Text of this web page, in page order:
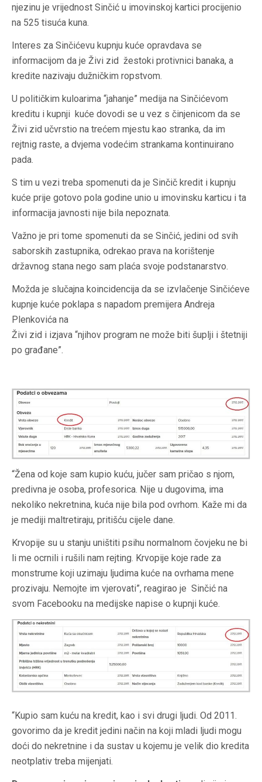
njezinu je vrijednost Sinčić u imovinskoj kartici procijenio
na 525 tisuća kuna.
Interes za Sinčićevu kupnju kuće opravdava se
informacijom da je Živi zid žestoki protivnici banaka, a
kredite nazivaju dužničkim ropstvom.
U političkim kuloarima “jahanje” medija na Sinčićevom
kreditu i kupnji kuće dovodi se u vez s činjenicom da se
Živi zid učvrstio na trećem mjestu kao stranka, da im
rejtnig raste, a dvjema vodećim strankama kontinuirano
pada.
S tim u vezi treba spomenuti da je Sinčič kredit i kupnju
kuće prije gotovo pola godine unio u imovinsku karticu i ta
informacija javnosti nije bila nepoznata.
Važno je pri tome spomenuti da se Sinčić, jedini od svih
saborskih zastupnika, odrekao prava na korištenje
državnog stana nego sam plaća svoje podstanarstvo.
Možda je slučajna koincidencija da se izvlačenje Sinčićeve
kupnje kuće poklapa s napadom premijera Andreja
Plenkovića na
Živi zid i izjava “njihov program ne može biti šuplji i štetniji
po građane”.
“Žena od koje sam kupio kuću, jučer sam pričao s njom,
predivna je osoba, profesorica. Nije u dugovima, ima
nekoliko nekretnina, kuća nije bila pod ovrhom. Kaže mi da
je mediji maltretiraju, pritišću cijele dane.
Krvopije su u stanju uništiti psihu normalnom čovjeku ne bi
li me ocrnili i rušili nam rejting. Krvopije koje rade za
monstrume koji uzimaju ljudima kuće na ovrhama mene
prozivaju. Nemojte im vjerovati”, reagirao je Sinčić na
svom Facebooku na medijske napise o kupnji kuće.
“Kupio sam kuću na kredit, kao i svi drugi ljudi. Od 2011.
govorimo da je kredit jedini način na koji mladi ljudi mogu
doći do nekretnine i da sustav u kojemu je velik dio kredita
neotplativ treba mijenjati.